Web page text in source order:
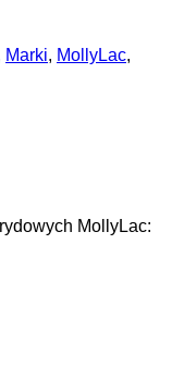
Marki, MollyLac,
MollyLac: